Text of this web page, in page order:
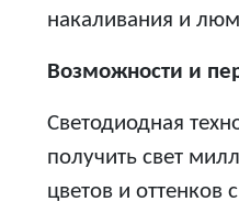
накаливания и
Возможности и
Светодиодная
получить свет
цветов и оттенков